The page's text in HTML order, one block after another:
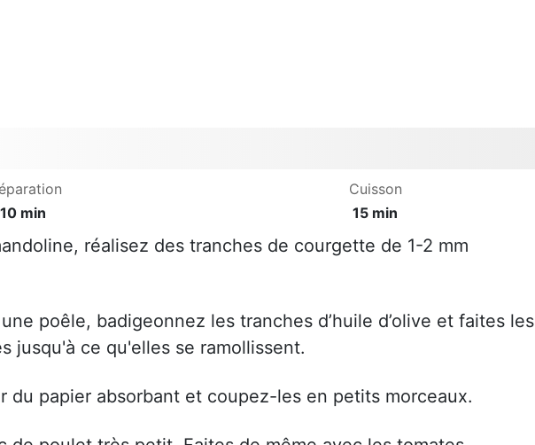
10 min
Cuisson
15 min
réalisez des tranches de courgette de 1-2 mm
poêle, badigeonnez les tranches d’huile d’olive et faites les
jusqu'à ce qu'elles se ramollissent.
du papier absorbant et coupez-les en petits morceaux.